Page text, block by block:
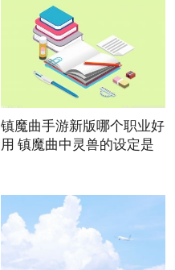
镇魔曲手游新版哪个职业好
用 镇魔曲中灵兽的设定是